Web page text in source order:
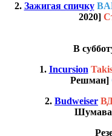
2. Зажигая спичку
2020]
В
1. Incursion
Решман]
2. Budweiser